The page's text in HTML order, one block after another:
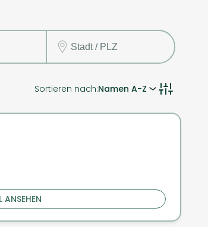
Sortieren nach:Namen A-Z
ANSEHEN